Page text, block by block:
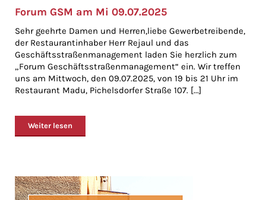
Forum GSM am Mi 09.07.2025
Sehr geehrte Damen und Herren,liebe Gewerbetreibende,
der Restaurantinhaber Herr Rejaul und das
Geschäftsstraßenmanagement laden Sie herzlich zum
„Forum Geschäftsstraßenmanagement“ ein. Wir treffen
uns am Mittwoch, den 09.07.2025, von 19 bis 21 Uhr im
Restaurant Madu, Pichelsdorfer Straße 107. [...]
Weiter lesen